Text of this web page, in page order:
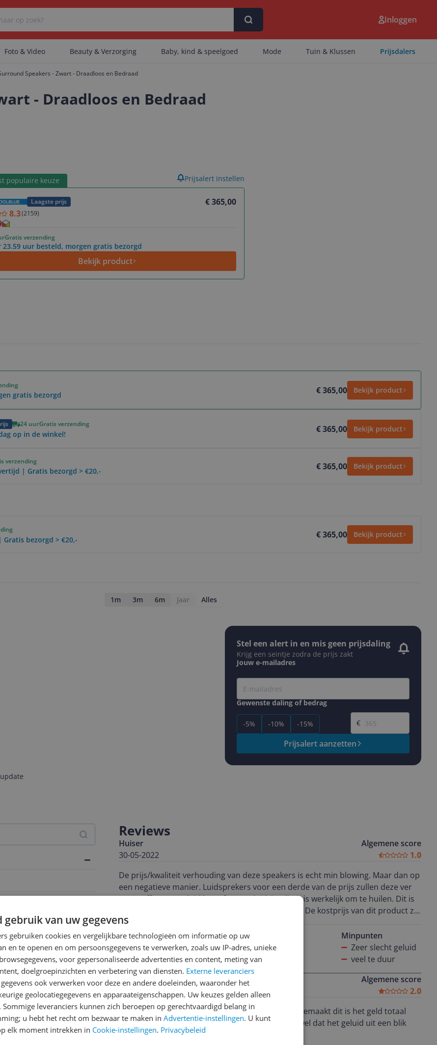
Er zijn geen categorieën gevonden.
Inloggen
Foto & Video Beauty & Verzorging Baby, kind & speelgoed Mode Tuin & Klussen Prijsdalers
Speakers - Zwart - Draadloos en Bedraad
- Draadloos en Bedraad
populaire keuze
Laagste prijs
€ 365,00
8.3(2159)
Gratis verzending
23.59 uur besteld, morgen gratis bezorgd
Bekijk product
Prijsalert instellen
gratis bezorgd € 365,00 Bekijk product
24 uurGratis verzending
op in de winkel! € 365,00 Bekijk product
verzending
| Gratis bezorgd > €20,- € 365,00 Bekijk product
bezorgd > €20,- € 365,00 Bekijk product
1m 3m 6m Jaar Alles
Stel een alert in en mis geen prijsdaling
Krijg een seintje zodra de prijs zakt
Jouw e-mailadres
Gewenste daling of bedrag
-5% -10% -15%
Gewenste prijs
€
Prijsalert aanzetten
Reviews
Huiser
30-05-2022
Algemene score
1.0
De prijs/kwaliteit verhouding van deze speakers is echt min blowing. Maar dan op
een negatieve manier. Luidsprekers voor een derde van de prijs zullen deze ver
overtreffen wat geluid betreft. De geluidskwaliteit is werkelijk om te huilen. Dit is
overigens bij alle huidige Bose speakers het geval. De kostprijs van dit product zal
niet meer dan enkele tientjes zijn.
Pluspunten
Na lang nadenken, misschien het uiterlijk
Minpunten
Zeer slecht geluid
veel te duur
Koos
05-05-2020
Algemene score
2.0
Ik heb nog nooit zo slecht product van bose meegemaakt dit is het geld totaal
niet waard heel snel weer terug gebracht het lijk wel dat het geluid uit een blik
komt
van uw gegevens
gebruiken cookies en vergelijkbare technologieën om informatie op uw
en te openen en om persoonsgegevens te verwerken, zoals uw IP-adres, unieke
voor gepersonaliseerde advertenties en content, meting van
doelgroepinzichten en verbetering van diensten. Externe leveranciers
ook verwerken voor deze en andere doeleinden, waaronder het
geolocatiegegevens en apparaateigenschappen. Uw keuzes gelden alleen
leveranciers kunnen zich beroepen op gerechtvaardigd belang in
u hebt het recht om bezwaar te maken in Advertentie-instellingen. U kunt
elk moment intrekken in Cookie-instellingen. Privacybeleid